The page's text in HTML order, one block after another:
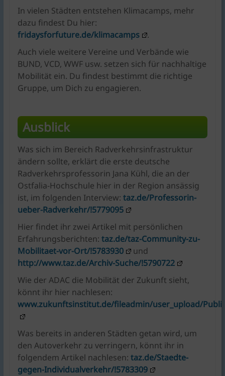
In vielen Städten entstehen Klimacamps, mehr
dazu findest Du hier:
fridaysforfuture.de/klimacamps
.
Auch viele weitere Vereine und Verbände wie
BUND, VCD, WWF usw. setzen sich für nachhaltige
Mobilität ein. Du findest bestimmt die richtige
Gruppe, um Dich zu engagieren.
Ausblick
Was sich im Bereich Radverkehrsinfrastruktur
ändern sollte, erklärt die erste deutsche
Radverkehrsprofessorin Jana Kühl, die an der
Ostfalia-Hochschule hier in der Region ansässig
ist, im folgenden Interview: taz.de/Professorin-
ueber-Radverkehr/!5779095
Hier findet ihr zwei Artikel mit persönlichen
Erfahrungsberichten: taz.de/taz-Community-zu-
Mobilitaet-vor-Ort/!5783930
und
http://www.taz.de/Archiv-Suche/!5790722
Wie der ADAC die Mobilität der Zukunft sieht,
könnt ihr hier nachlesen:
www.zukunftsinstitut.de/fileadmin/user_upload/
Was bereits in anderen Städten getan wird, um
den Autoverkehr zu verringern, könnt ihr in
folgendem Artikel nachlesen: taz.de/Staedte-
gegen-Individualverkehr/!5783309